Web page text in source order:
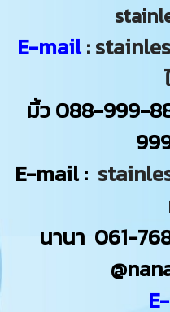
E-mail:
มิ้ว088-999-
E-mail :
นานา 061-